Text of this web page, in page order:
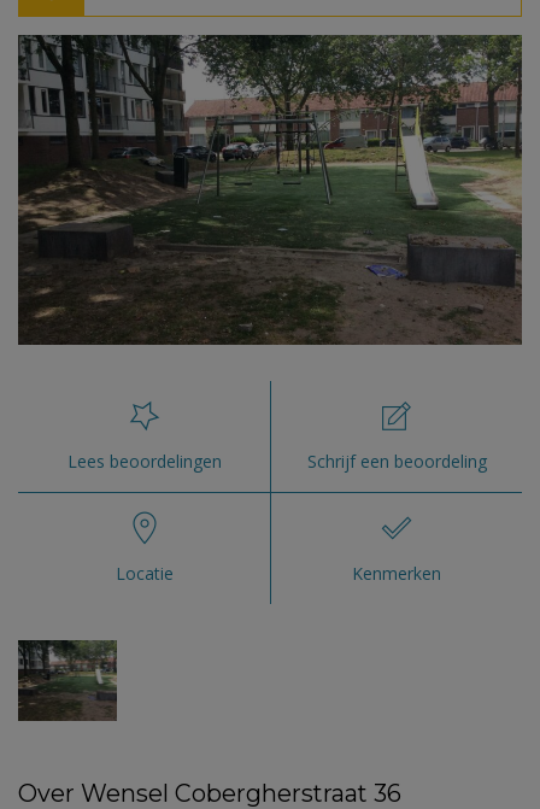
Lees beoordelingen Schrijf een beoordeling
Locatie Kenmerken
Over Wensel Cobergherstraat 36